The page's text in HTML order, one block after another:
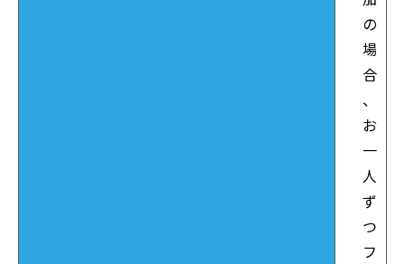
の
場
合
、
お
一
人
ず
つ
フ